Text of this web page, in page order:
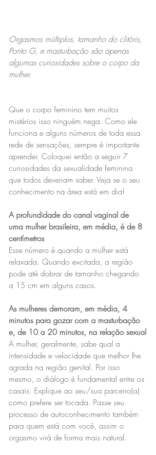
Orgasmos múltiplos, tamanho do clitóris,
Ponto G, e masturbação são apenas
algumas curiosidades sobre o corpo da
mulher.
Que o corpo feminino tem muitos
mistérios isso ninguém nega. Como ele
funciona e alguns números de toda essa
rede de sensações, sempre é importante
aprender. Coloquei então a seguir 7
curiosidades da sexualidade feminina
que todos deveriam saber. Veja se o seu
conhecimento na área está em dia!
A profundidade do canal vaginal de
uma mulher brasileira, em média, é de 8
centímetros
Esse número é quando a mulher está
relaxada. Quando excitada, a região
pode até dobrar de tamanho chegando
a 15 cm em alguns casos.
As mulheres demoram, em média, 4
minutos para gozar com a masturbação
e, de 10 a 20 minutos, na relação sexual
A mulher, geralmente, sabe qual a
intensidade e velocidade que melhor lhe
agrada na região genital. Por isso
mesmo, o diálogo é fundamental entre os
casais. Explique ao seu/sua parceiro(a)
como prefere ser tocada. Passe seu
processo de autoconhecimento também
para quem está com você, assim o
orgasmo virá de forma mais natural.